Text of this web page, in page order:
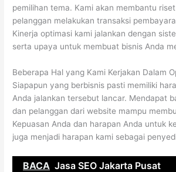
pemilihan tema. Kami akan membantu
pelanggan melakukan transaksi
Kinerja optimasi kami jalankan dengan
serta upaya untuk membuat bisnis Anda
Beberapa Hal yang Kami Kerjakan Dalam
Siapapun yang berbisnis pasti memiliki
Anda jalankan tersebut lancar. Mendapat
dan pelanggan dari website mampu
Kepuasan Anda dan harapan Anda untuk
juga menjadi harapan kami sebagai
BACA Jasa SEO Jakarta Pusat